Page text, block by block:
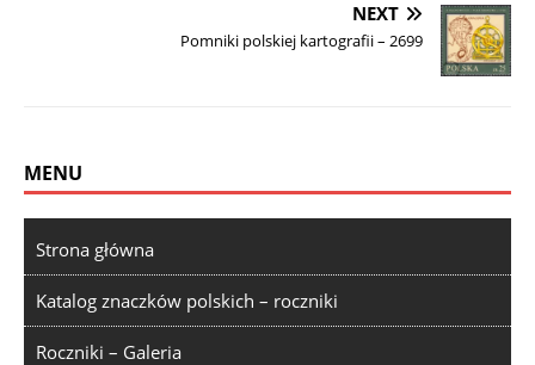
NEXT
Pomniki polskiej kartografii – 2699
MENU
Strona główna
Katalog znaczków polskich – roczniki
Roczniki – Galeria